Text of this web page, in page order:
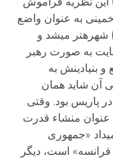
به عنوان واضع
شهره­تر می­شد و
به صورت رهبر
و بنیادینش به
آن شاید همان
پاریس بود. وقتی
عنوان منشاء قدرت
«جمهوری
است، دیگر